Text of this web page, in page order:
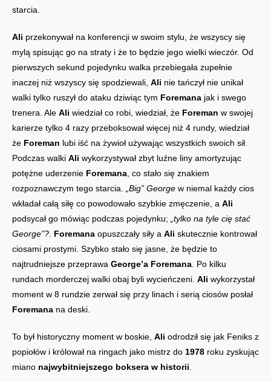
starcia.
Ali przekonywał na konferencji w swoim stylu, że wszyscy się
mylą spisując go na straty i że to będzie jego wielki wieczór. Od
pierwszych sekund pojedynku walka przebiegała zupełnie
inaczej niż wszyscy się spodziewali, Ali nie tańczył nie unikał
walki tylko ruszył do ataku dziwiąc tym Foremana jak i swego
trenera. Ale Ali wiedział co robi, wiedział, że Foreman w swojej
karierze tylko 4 razy przeboksował więcej niż 4 rundy, wiedział
że Foreman lubi iść na żywioł używając wszystkich swoich sił.
Podczas walki Ali wykorzystywał zbyt luźne liny amortyzując
potężne uderzenie Foremana , co stało się znakiem
rozpoznawczym tego starcia.
„Big” George w niemal każdy cios
wkładał całą siłę co powodowało szybkie zmęczenie, a Ali
podsycał go mówiąc podczas pojedynku;
„tylko na tyle cię stać
George”? Foremana opuszczały siły a Ali skutecznie kontrował
ciosami prostymi. Szybko stało się jasne, że będzie to
najtrudniejsze przeprawa George’a Foremana . Po kilku
rundach morderczej walki obaj byli wycieńczeni. Ali wykorzystał
moment w 8 rundzie zerwał się przy linach i serią ciosów posłał
Foremana na deski.
To był historyczny moment w boskie, Ali odrodził się jak Feniks z
popiołów i królował na ringach jako mistrz do 1978 roku zyskując
miano najwybitniejszego boksera w historii